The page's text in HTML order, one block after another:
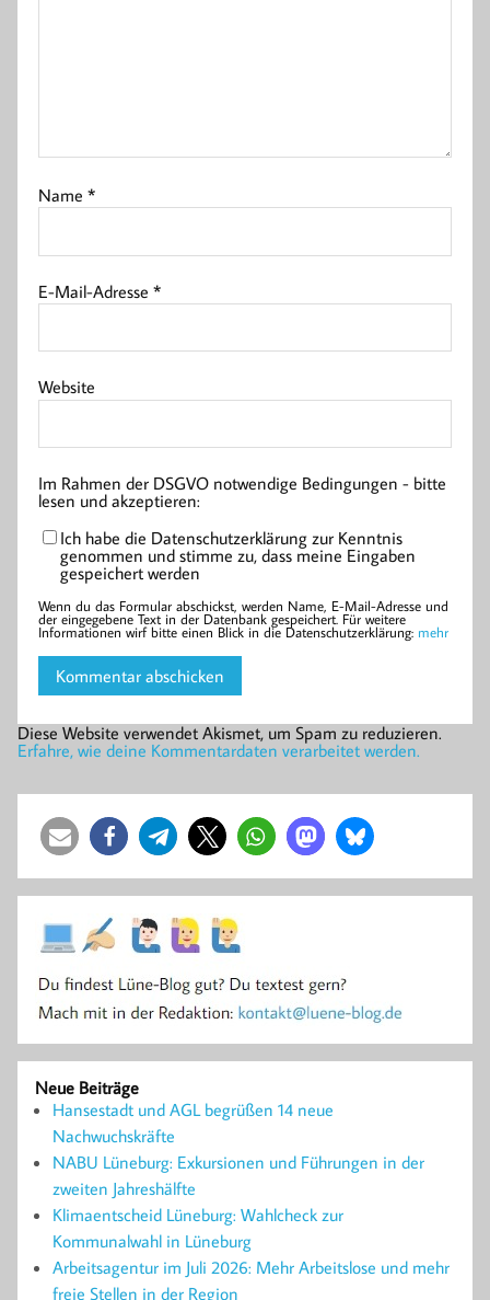
Name*
E-Mail-Adresse*
Website
Im Rahmen der DSGVO notwendige Bedingungen - bitte
lesen und akzeptieren:
Ich habe die Datenschutzerklärung zur Kenntnis
genommen und stimme zu, dass meine Eingaben
gespeichert werden
Wenn du das Formular abschickst, werden Name, E-Mail-Adresse und
der eingegebene Text in der Datenbank gespeichert. Für weitere
Informationen wirf bitte einen Blick in die Datenschutzerklärung: mehr
Diese Website verwendet Akismet, um Spam zu reduzieren.
Erfahre, wie deine Kommentardaten verarbeitet werden.
Neue Beiträge
Hansestadt und AGL begrüßen 14 neue
Nachwuchskräfte
NABU Lüneburg: Exkursionen und Führungen in der
zweiten Jahreshälfte
Klimaentscheid Lüneburg: Wahlcheck zur
Kommunalwahl in Lüneburg
Arbeitsagentur im Juli 2026: Mehr Arbeitslose und mehr
freie Stellen in der Region